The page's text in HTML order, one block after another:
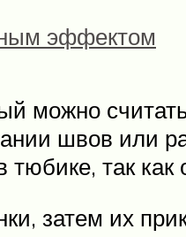
эффектом
можно
швов или
так
затем их